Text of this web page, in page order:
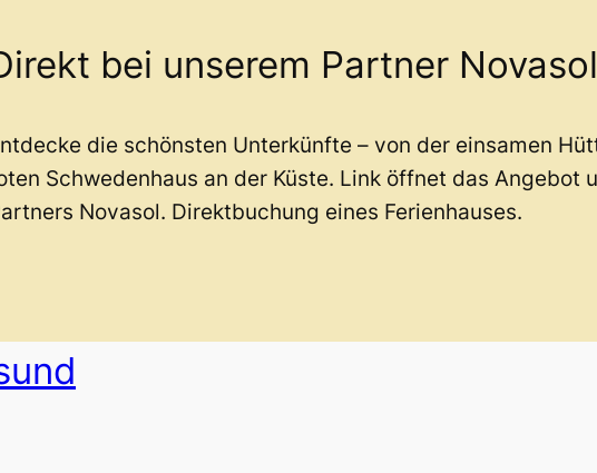
bei unserem Partner
die schönsten Unterkünfte – von der einsamen
Schwedenhaus an der Küste. Link öffnet das Angebot
Novasol. Direktbuchung eines Ferienhauses.